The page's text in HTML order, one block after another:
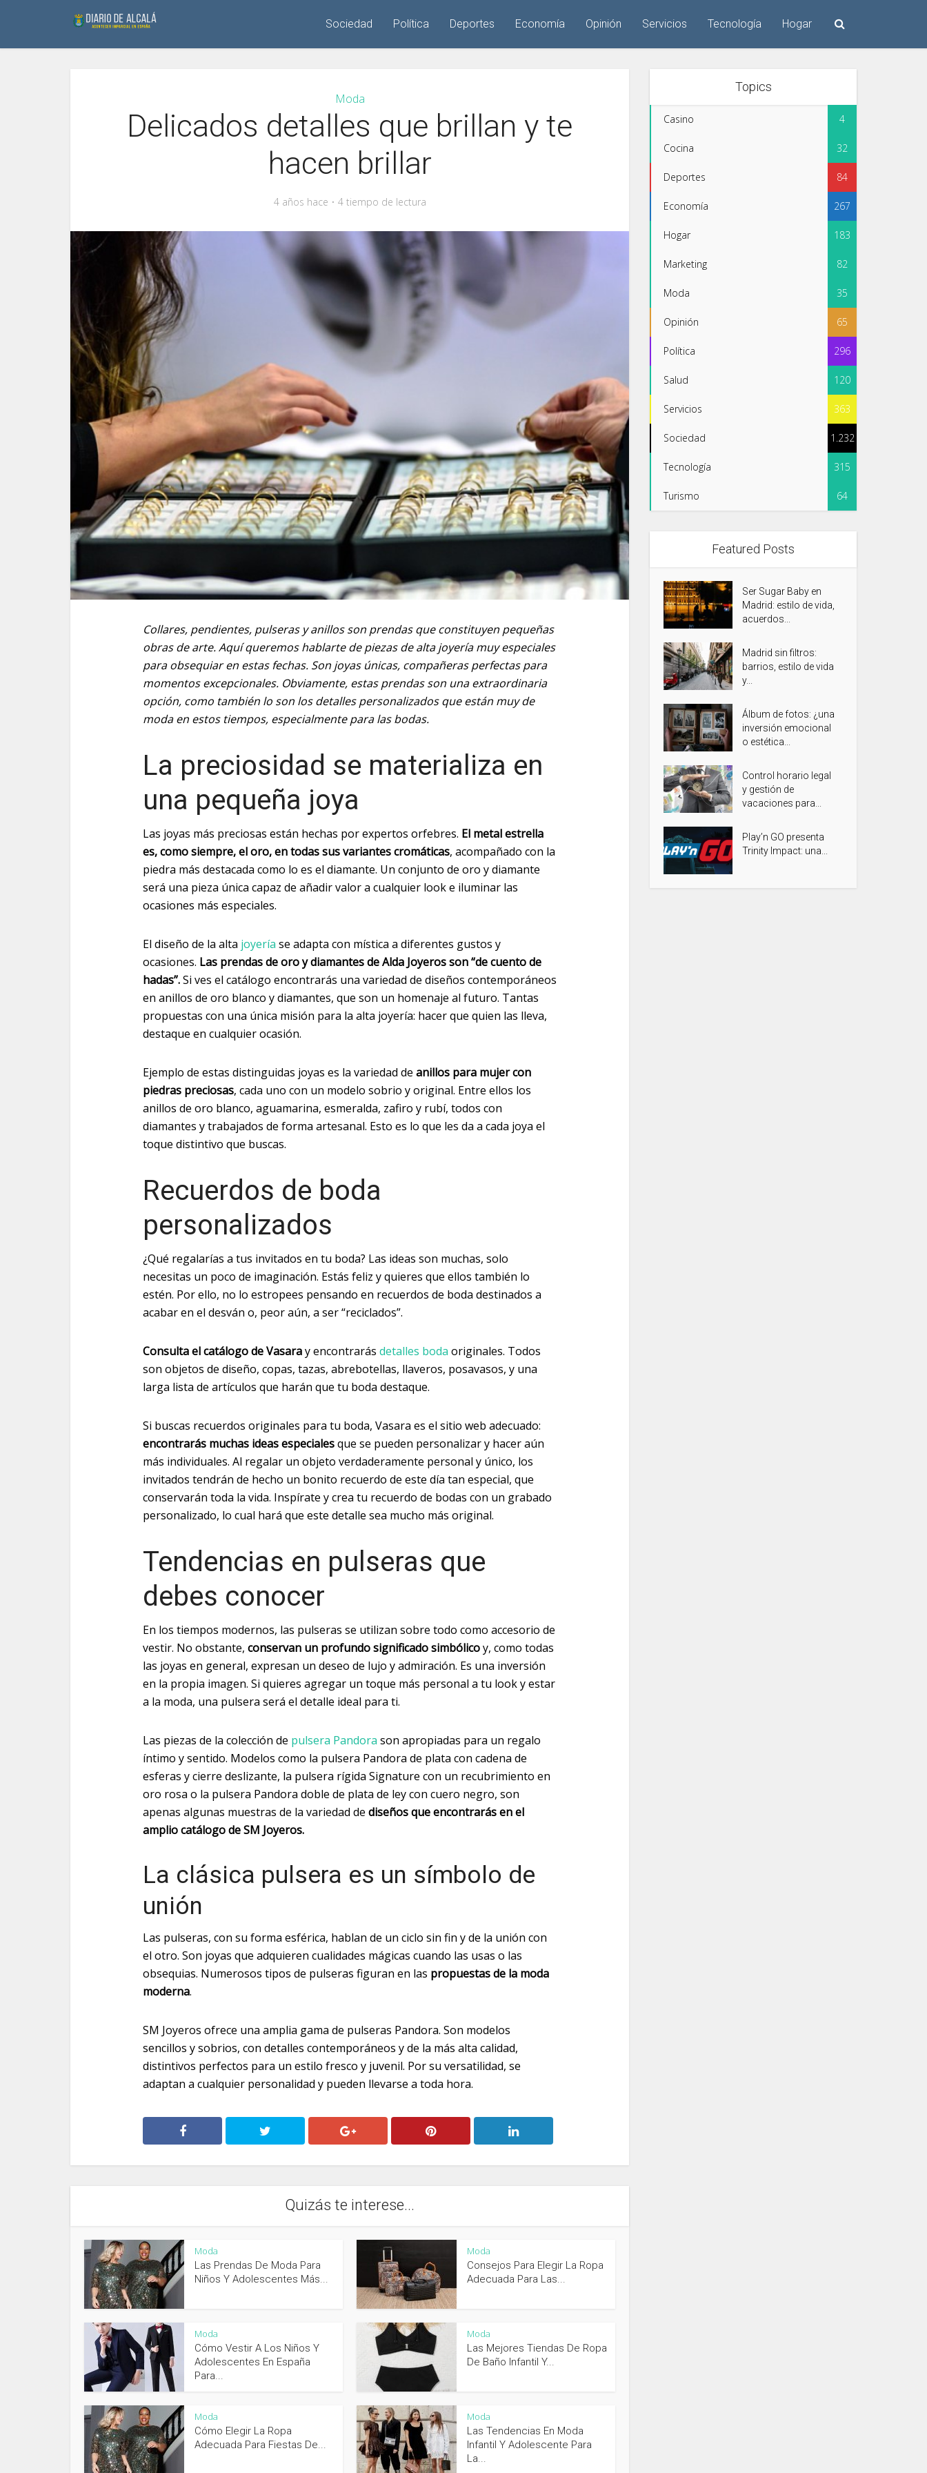
Sociedad Política Deportes Economía Opinión Servicios Tecnología Hogar
Moda
Delicados detalles que brillan y te
hacen brillar
4 años hace 4 tiempo de lectura
Collares, pendientes, pulseras y anillos son prendas que constituyen pequeñas
obras de arte. Aquí queremos hablarte de piezas de alta joyería muy especiales
para obsequiar en estas fechas. Son joyas únicas, compañeras perfectas para
momentos excepcionales. Obviamente, estas prendas son una extraordinaria
opción, como también lo son los detalles personalizados que están muy de
moda en estos tiempos, especialmente para las bodas.
La preciosidad se materializa en
una pequeña joya
Las joyas más preciosas están hechas por expertos orfebres. El metal estrella
es, como siempre, el oro, en todas sus variantes cromáticas, acompañado con la
piedra más destacada como lo es el diamante. Un conjunto de oro y diamante
será una pieza única capaz de añadir valor a cualquier look e iluminar las
ocasiones más especiales.
El diseño de la alta joyería se adapta con mística a diferentes gustos y
ocasiones. Las prendas de oro y diamantes de Alda Joyeros son “de cuento de
hadas”.Si ves el catálogo encontrarás una variedad de diseños contemporáneos
en anillos de oro blanco y diamantes, que son un homenaje al futuro. Tantas
propuestas con una única misión para la alta joyería: hacer que quien las lleva,
destaque en cualquier ocasión.
Ejemplo de estas distinguidas joyas es la variedad de anillos para mujer con
piedras preciosas, cada uno con un modelo sobrio y original. Entre ellos los
anillos de oro blanco, aguamarina, esmeralda, zafiro y rubí, todos con
diamantes y trabajados de forma artesanal. Esto es lo que les da a cada joya el
toque distintivo que buscas.
Recuerdos de boda
personalizados
¿Qué regalarías a tus invitados en tu boda? Las ideas son muchas, solo
necesitas un poco de imaginación. Estás feliz y quieres que ellos también lo
estén. Por ello, no lo estropees pensando en recuerdos de boda destinados a
acabar en el desván o, peor aún, a ser “reciclados”.
Consulta el catálogo de Vasaray encontrarás detalles boda originales. Todos
son objetos de diseño, copas, tazas, abrebotellas, llaveros, posavasos, y una
larga lista de artículos que harán que tu boda destaque.
Si buscas recuerdos originales para tu boda, Vasara es el sitio web adecuado:
encontrarás muchas ideas especialesque se pueden personalizar y hacer aún
más individuales. Al regalar un objeto verdaderamente personal y único, los
invitados tendrán de hecho un bonito recuerdo de este día tan especial, que
conservarán toda la vida. Inspírate y crea tu recuerdo de bodas con un grabado
personalizado, lo cual hará que este detalle sea mucho más original.
Tendencias en pulseras que
debes conocer
En los tiempos modernos, las pulseras se utilizan sobre todo como accesorio de
vestir. No obstante, conservan un profundo significado simbólicoy, como todas
las joyas en general, expresan un deseo de lujo y admiración. Es una inversión
en la propia imagen. Si quieres agregar un toque más personal a tu look y estar
a la moda, una pulsera será el detalle ideal para ti.
Las piezas de la colección de pulsera Pandora son apropiadas para un regalo
íntimo y sentido. Modelos como la pulsera Pandora de plata con cadena de
esferas y cierre deslizante, la pulsera rígida Signature con un recubrimiento en
oro rosa o la pulsera Pandora doble de plata de ley con cuero negro, son
apenas algunas muestras de la variedad de diseños que encontrarás en el
amplio catálogo de SM Joyeros.
La clásica pulsera es un símbolo de
unión
Las pulseras, con su forma esférica, hablan de un ciclo sin fin y de la unión con
el otro. Son joyas que adquieren cualidades mágicas cuando las usas o las
obsequias. Numerosos tipos de pulseras figuran en las propuestas de la moda
moderna.
SM Joyeros ofrece una amplia gama de pulseras Pandora. Son modelos
sencillos y sobrios, con detalles contemporáneos y de la más alta calidad,
distintivos perfectos para un estilo fresco y juvenil. Por su versatilidad, se
adaptan a cualquier personalidad y pueden llevarse a toda hora.
Quizás te interese...
Moda
Las Prendas De Moda Para
Niños Y Adolescentes Más...
Moda
Consejos Para Elegir La Ropa
Adecuada Para Las...
Moda
Cómo Vestir A Los Niños Y
Adolescentes En España
Para...
Moda
Las Mejores Tiendas De Ropa
De Baño Infantil Y...
Moda
Cómo Elegir La Ropa
Adecuada Para Fiestas De...
Moda
Las Tendencias En Moda
Infantil Y Adolescente Para
La...
Topics
Casino 4
Cocina 32
Deportes 84
Economía 267
Hogar 183
Marketing 82
Moda 35
Opinión 65
Política 296
Salud 120
Servicios 363
Sociedad 1.232
Tecnología 315
Turismo 64
Featured Posts
Ser Sugar Baby en
Madrid: estilo de vida,
acuerdos...
Madrid sin filtros:
barrios, estilo de vida
y...
Álbum de fotos: ¿una
inversión emocional
o estética...
Control horario legal
y gestión de
vacaciones para...
Play’n GO presenta
Trinity Impact: una...